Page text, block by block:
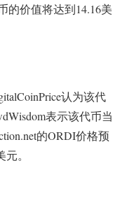
的价值将达到14.16美
认为该代
表示该代币当
的ORDI价格预
。